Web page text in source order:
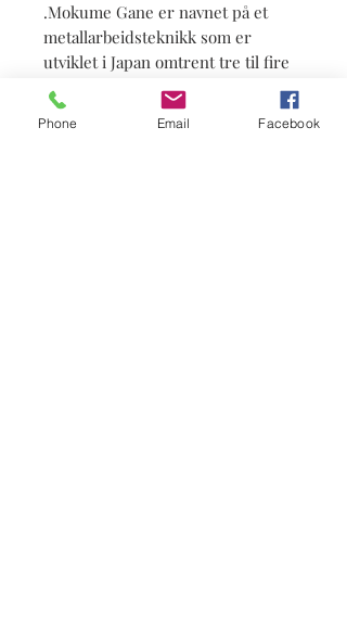
.Mokume Gane er navnet på et
metallarbeidsteknikk som er
utviklet i Japan omtrent tre til fire
hundre år siden.
Phone Email Facebook